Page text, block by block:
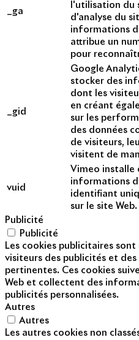
_ga
l'utilisation du
d'analyse du
informations
attribue un
pour
_gid
Google
stocker des
dont les
en créant
sur les
des données
de visiteurs,
visitent de
vuid
Vimeo installe
informations
identifiant
sur le site Web.
Publicité
Publicité
Les cookies publicitaires
visiteurs des publicités et
pertinentes. Ces cookies
Web et collectent des
publicités personnalisées.
Autres
Autres
Les autres cookies non